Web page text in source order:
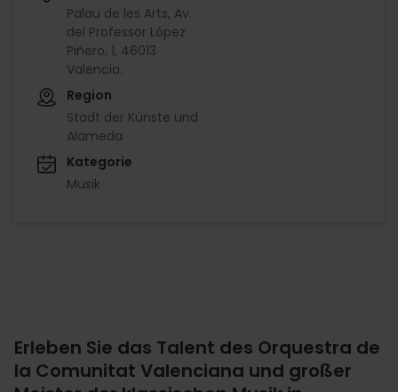
Palau de les Arts, Av.
del Professor López
Piñero, 1, 46013
Valencia.
Region
Stadt der Künste und
Alameda
Kategorie
Musik
Erleben Sie das Talent des Orquestra de
la Comunitat Valenciana und großer